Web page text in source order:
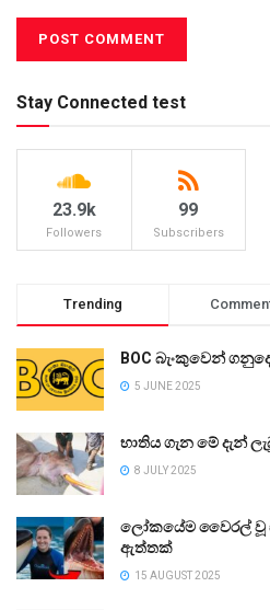
Stay Connected test
23.9k
Followers
99
Subscribers
Trending
BOC බැංකුවෙන්
5 JUNE 2025
භාතිය ගැන මේ දැන්
8 JULY 2025
ලෝකයේම වෛරල් වූ
ඇත්තක්
15 AUGUST 2025